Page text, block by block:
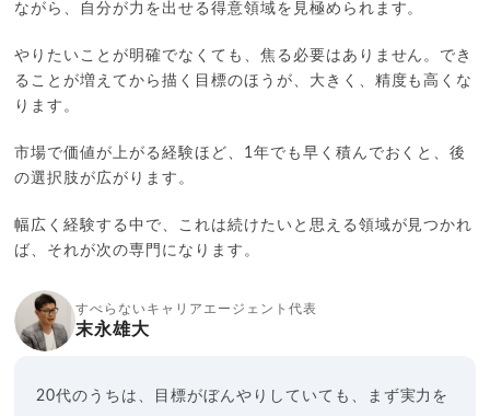
ながら、自分が力を出せる得意領域を見極められます。
やりたいことが明確でなくても、焦る必要はありません。でき
ることが増えてから描く目標のほうが、大きく、精度も高くな
ります。
市場で価値が上がる経験ほど、1年でも早く積んでおくと、後
の選択肢が広がります。
幅広く経験する中で、これは続けたいと思える領域が見つかれ
ば、それが次の専門になります。
すべらないキャリアエージェント代表
末永雄大
20代のうちは、目標がぼんやりしていても、まず実力を